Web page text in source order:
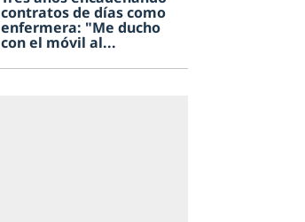
contratos de días como
enfermera: "Me ducho
con el móvil al...